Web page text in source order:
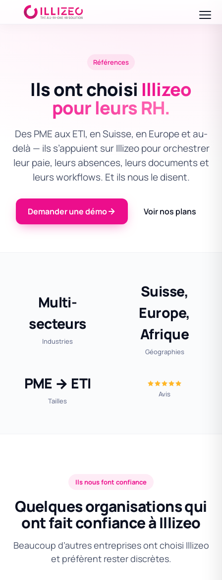
Références
Ils ont choisi Illizeo
pour leurs RH.
Des PME aux ETI, en Suisse, en Europe et au-
delà — ils s’appuient sur Illizeo pour orchestrer
leur paie, leurs absences, leurs documents et
leurs workflows. Et ils nous le disent.
Demander une démo Voir nos plans
Multi-
secteurs
Industries
Suisse,
Europe,
Afrique
Géographies
PME → ETI
Tailles
Avis
Ils nous font confiance
Quelques organisations qui
ont fait confiance à Illizeo
Beaucoup d’autres entreprises ont choisi Illizeo
et préfèrent rester discrètes.